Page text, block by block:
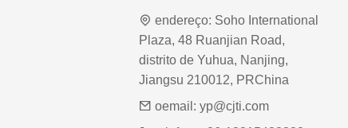
endereço: Soho International
Plaza, 48 Ruanjian Road,
distrito de Yuhua, Nanjing,
Jiangsu 210012, PRChina
oemail: yp@cjti.com